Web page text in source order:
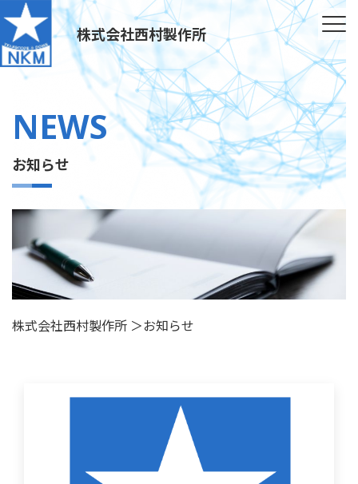
株式会社西村製作所
NEWS
お知らせ
株式会社西村製作所 ＞お知らせ